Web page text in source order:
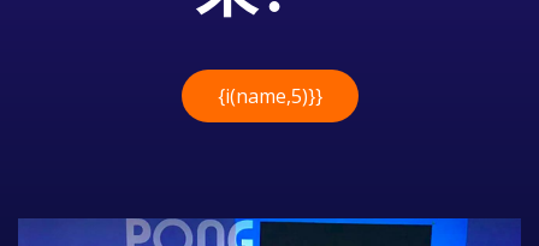
{i(name,5)}}